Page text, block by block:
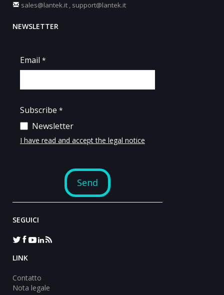
sales@lantek.it , support@lantek.it
NEWSLETTER
SEGUICI
LINK
Contatto
Nota legale